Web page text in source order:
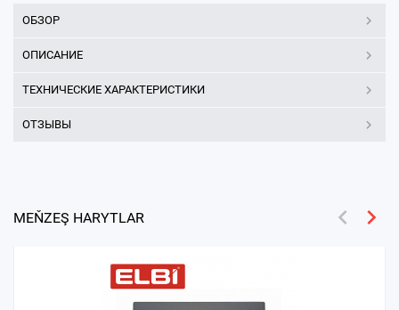
ОБЗОР
ОПИСАНИЕ
ТЕХНИЧЕСКИЕ ХАРАКТЕРИСТИКИ
ОТЗЫВЫ
MEŇZEŞ HARYTLAR